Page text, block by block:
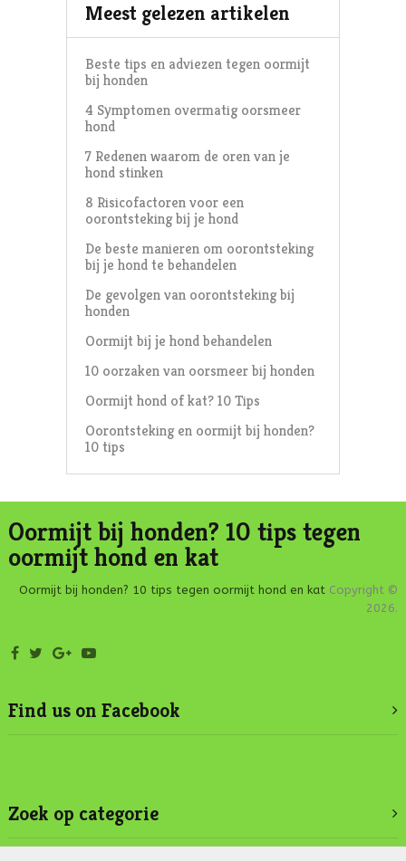
Meest gelezen artikelen
Beste tips en adviezen tegen oormijt
bij honden
4 Symptomen overmatig oorsmeer
hond
7 Redenen waarom de oren van je
hond stinken
8 Risicofactoren voor een
oorontsteking bij je hond
De beste manieren om oorontsteking
bij je hond te behandelen
De gevolgen van oorontsteking bij
honden
Oormijt bij je hond behandelen
10 oorzaken van oorsmeer bij honden
Oormijt hond of kat? 10 Tips
Oorontsteking en oormijt bij honden?
10 tips
Oormijt bij honden? 10 tips tegen
oormijt hond en kat
Oormijt bij honden? 10 tips tegen oormijt hond en kat Copyright ©
2026.
Find us on Facebook
Zoek op categorie